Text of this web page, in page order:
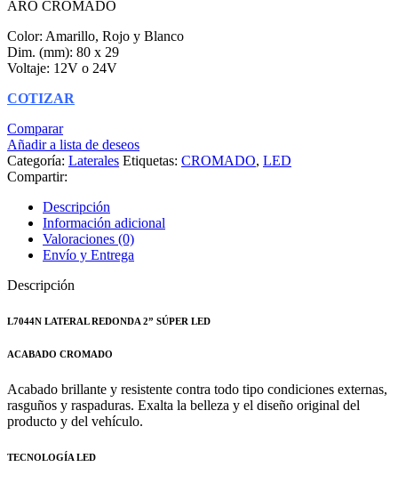
ARO CROMADO
Color: Amarillo, Rojo y Blanco
Dim. (mm): 80 x 29
Voltaje: 12V o 24V
COTIZAR
Comparar
Añadir a lista de deseos
Categoría: Laterales Etiquetas: CROMADO, LED
Compartir:
Descripción
Información adicional
Valoraciones (0)
Envío y Entrega
Descripción
L7044N LATERAL REDONDA 2” SÚPER LED
ACABADO CROMADO
Acabado brillante y resistente contra todo tipo condiciones externas,
rasguños y raspaduras. Exalta la belleza y el diseño original del
producto y del vehículo.
TECNOLOGÍA LED